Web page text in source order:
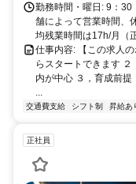
勤務時間・曜日: 9：
舗によって営業時間、
均残業時間は17h/月（
仕事内容: 【この求人
らスタートできます
内が中心 ３，育成前
...
交通費支給 シフト制 昇給あ
正社員